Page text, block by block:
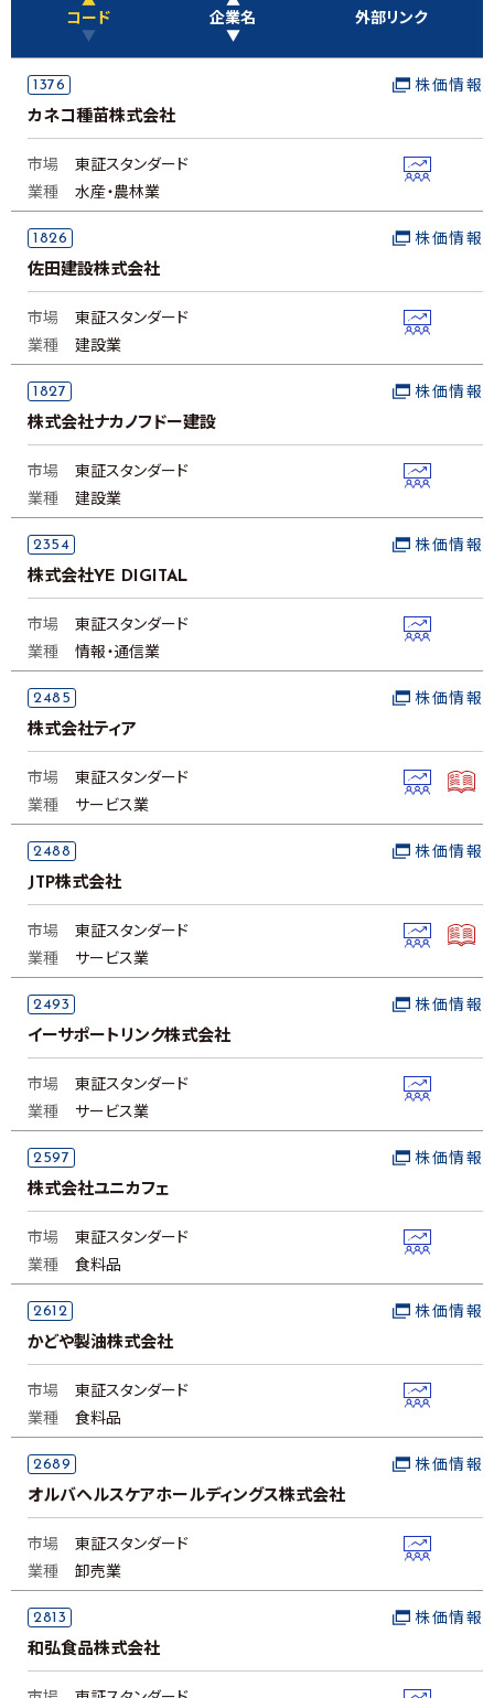
コード
▼
企業名
▼
外部リンク
1376
カネコ種苗株式会社
株価情報
市場
東証スタンダード
業種
水産・農林業
1826
佐田建設株式会社
株価情報
市場
東証スタンダード
業種
建設業
1827
株式会社ナカノフドー建設
株価情報
市場
東証スタンダード
業種
建設業
2354
株式会社YE DIGITAL
株価情報
市場
東証スタンダード
業種
情報・通信業
2485
株式会社ティア
株価情報
市場
東証スタンダード
業種
サービス業
2488
JTP株式会社
株価情報
市場
東証スタンダード
業種
サービス業
2493
イーサポートリンク株式会社
株価情報
市場
東証スタンダード
業種
サービス業
2597
株式会社ユニカフェ
株価情報
市場
東証スタンダード
業種
食料品
2612
かどや製油株式会社
株価情報
市場
東証スタンダード
業種
食料品
2689
オルバヘルスケアホールディングス株式会社
株価情報
市場
東証スタンダード
業種
卸売業
2813
和弘食品株式会社
株価情報